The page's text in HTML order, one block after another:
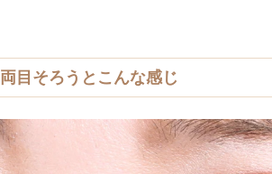
両目そろうとこんな感じ